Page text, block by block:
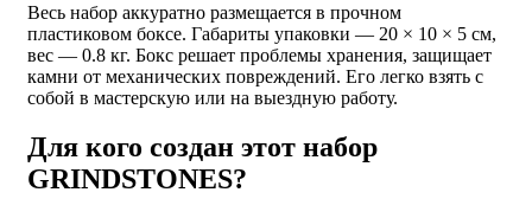
Весь набор аккуратно размещается в прочном
пластиковом боксе. Габариты упаковки — 20 × 10 × 5 см,
вес — 0.8 кг. Бокс решает проблемы хранения, защищает
камни от механических повреждений. Его легко взять с
собой в мастерскую или на выездную работу.
Для кого создан этот набор
GRINDSTONES?